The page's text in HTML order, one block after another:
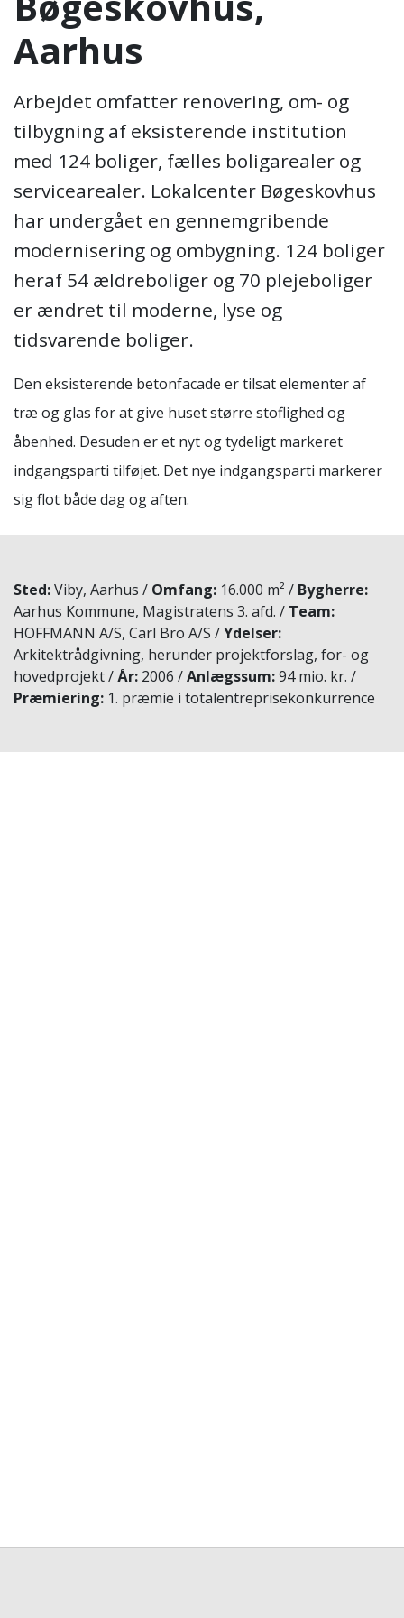
Aarhus
Arbejdet omfatter renovering, om- og
tilbygning af eksisterende institution
med 124 boliger, fælles boligarealer og
servicearealer. Lokalcenter Bøgeskovhus
har undergået en gennemgribende
modernisering og ombygning. 124 boliger
heraf 54 ældreboliger og 70 plejeboliger
er ændret til moderne, lyse og
tidsvarende boliger.
Den eksisterende betonfacade er tilsat elementer af
træ og glas for at give huset større stoflighed og
åbenhed. Desuden er et nyt og tydeligt markeret
indgangsparti tilføjet. Det nye indgangsparti markerer
sig flot både dag og aften.
Sted Viby, Aarhus Omfang 16.000 m²
Bygherre
Aarhus Kommune, Magistratens 3. afd.
Team
HOFFMANN A/S, Carl Bro A/S
Ydelser
Arkitektrådgivning, herunder projektforslag, for- og
hovedprojekt
År 2006 Anlægssum 94 mio. kr.
Præmiering 1. præmie i totalentreprisekonkurrence